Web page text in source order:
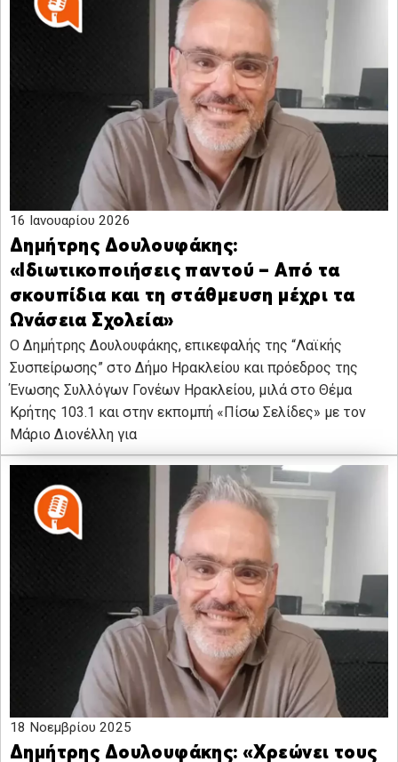
16 Ιανουαρίου 2026
Δημήτρης Δουλουφάκης:
«Ιδιωτικοποιήσεις παντού – Από τα
σκουπίδια και τη στάθμευση μέχρι τα
Ωνάσεια Σχολεία»
Ο Δημήτρης Δουλουφάκης, επικεφαλής της “Λαϊκής
Συσπείρωσης” στο Δήμο Ηρακλείου και πρόεδρος της
Ένωσης Συλλόγων Γονέων Ηρακλείου, μιλά στο Θέμα
Κρήτης 103.1 και στην εκπομπή «Πίσω Σελίδες» με τον
Μάριο Διονέλλη για
18 Νοεμβρίου 2025
Δημήτρης Δουλουφάκης: «Χρεώνει τους